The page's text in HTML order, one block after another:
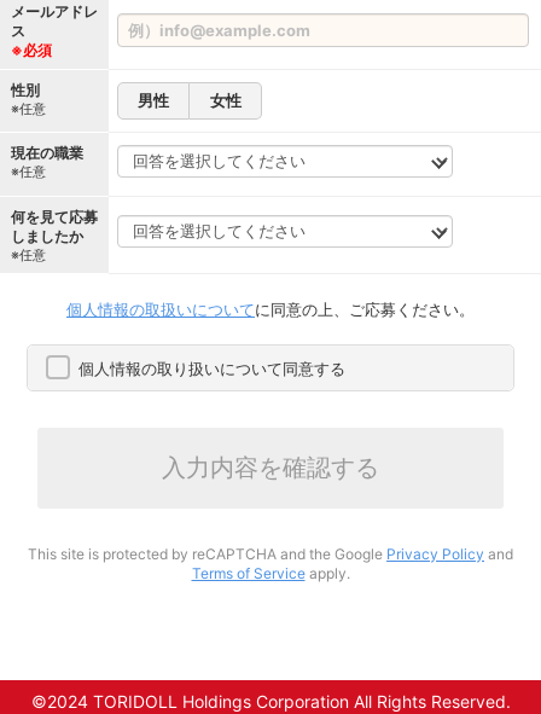
メールアドレ
ス
※必須
性別
※任意 男性 女性
現在の職業
※任意
何を見て応募
しましたか
※任意
個人情報の取扱いについてに同意の上、ご応募ください。
個人情報の取り扱いについて同意する
入力内容を確認する
This site is protected by reCAPTCHA and the Google Privacy Policy and
Terms of Serviceapply.
©2024 TORIDOLL Holdings Corporation All Rights Reserved.